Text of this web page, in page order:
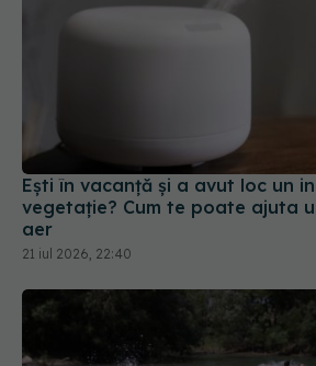
Ești în vacanță și a avut loc un
vegetație? Cum te poate ajuta
aer
21 iul 2026, 22:40